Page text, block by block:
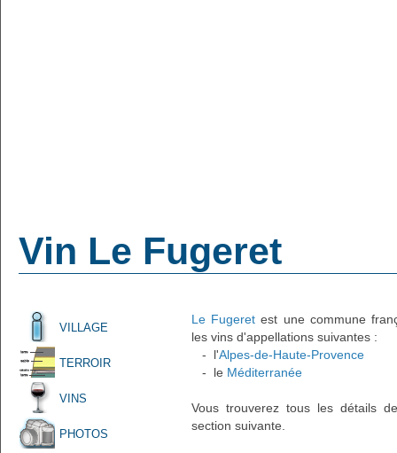
Vin Le Fugeret
VILLAGE
TERROIR
VINS
PHOTOS
Le Fugeret est une commune
les vins d'appellations suivantes :
- l'Alpes-de-Haute-Provence
- le Méditerranée
Vous trouverez tous les détails
section suivante.